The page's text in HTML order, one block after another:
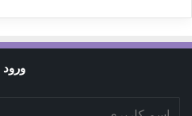
ورود